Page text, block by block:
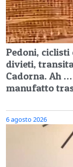
Pedoni,
divieti,
Cadorna. Ah
manufatto
6 agosto 2026